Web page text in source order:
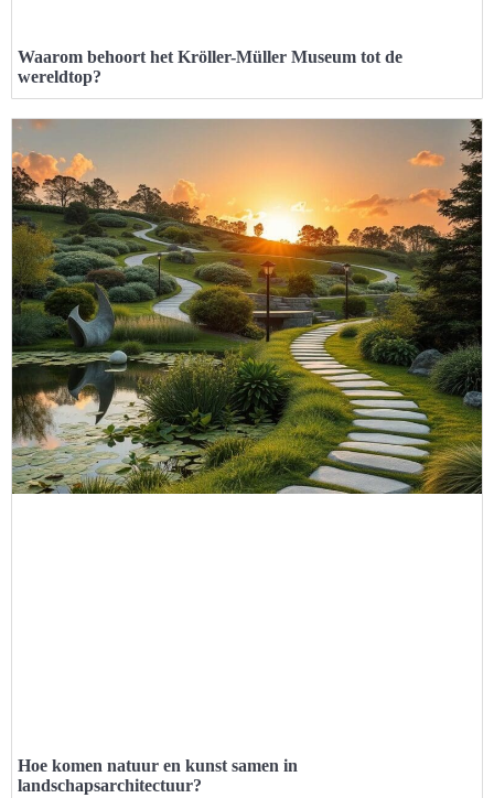
Waarom behoort het Kröller-Müller Museum tot de
wereldtop?
Hoe komen natuur en kunst samen in
landschapsarchitectuur?